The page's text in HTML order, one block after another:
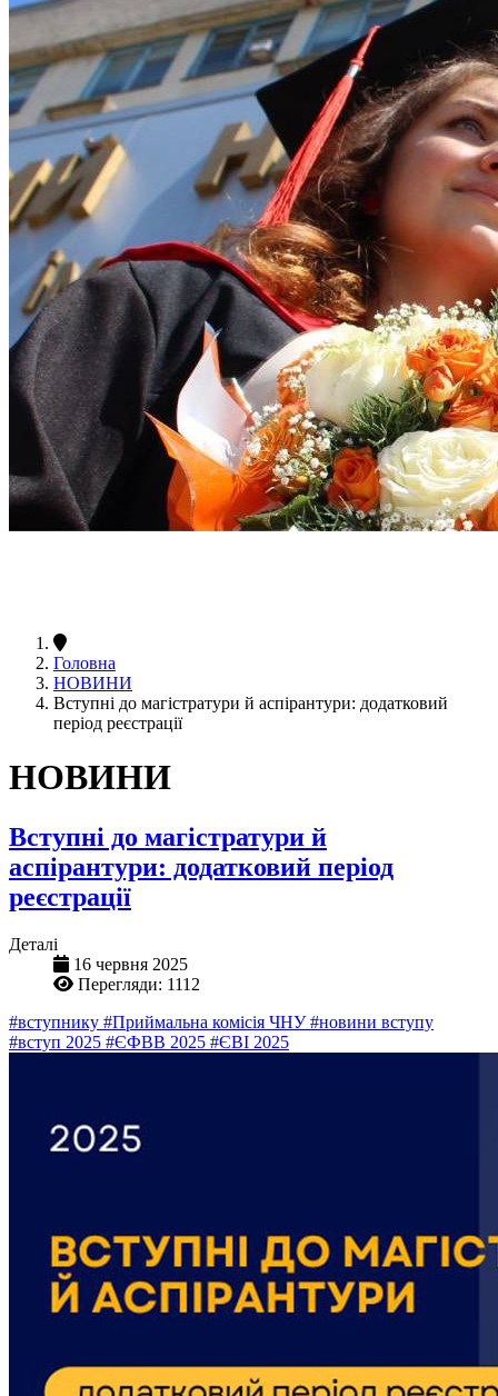
Головна
НОВИНИ
Вступні до магістратури й аспірантури: додатковий
період реєстрації
НОВИНИ
Вступні до магістратури й
аспірантури: додатковий період
реєстрації
Деталі
16 червня 2025
Перегляди: 1112
#вступнику #Приймальна комісія ЧНУ#новини вступу
#вступ 2025 #ЄФВВ 2025 #ЄВІ 2025